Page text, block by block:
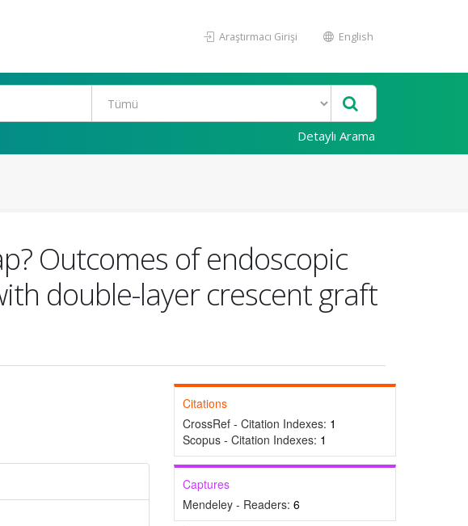
Araştırmacı Girişi English
Detaylı Arama
Outcomes of endoscopic
double-layer crescent graft
Citations
CrossRef - Citation Indexes: 1
Scopus - Citation Indexes: 1
Captures
Mendeley - Readers: 6